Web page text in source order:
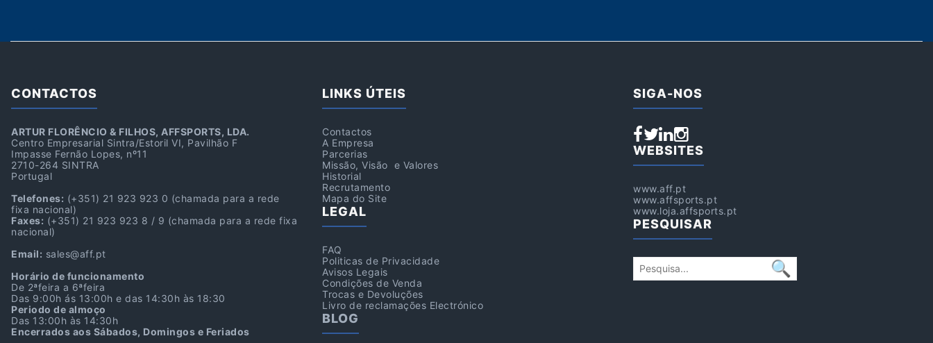
CONTACTOS
ARTUR FLORÊNCIO & FILHOS, AFFSPORTS, LDA.
Centro Empresarial Sintra/Estoril VI, Pavilhão F
Impasse Fernão Lopes, nº11
2710-264 SINTRA
Portugal
Telefones: (+351) 21 923 923 0 (chamada para a rede
fixa nacional)
Faxes: (+351) 21 923 923 8 / 9 (chamada para a rede fixa
nacional)
Email: sales@aff.pt
Horário de funcionamento
De 2ªfeira a 6ªfeira
Das 9:00h ás 13:00h e das 14:30h às 18:30
Periodo de almoço
Das 13:00h às 14:30h
Encerrados aos Sábados, Domingos e Feriados
LINKS ÚTEIS
Contactos
A Empresa
Parcerias
Missão, Visão e Valores
Historial
Recrutamento
Mapa do Site
LEGAL
FAQ
Politicas de Privacidade
Avisos Legais
Condições de Venda
Trocas e Devoluções
Livro de reclamações Electrónico
BLOG
SIGA-NOS
WEBSITES
www.aff.pt
www.affsports.pt
www.loja.affsports.pt
PESQUISAR